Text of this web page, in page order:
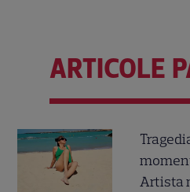
ARTICOLE
Artista